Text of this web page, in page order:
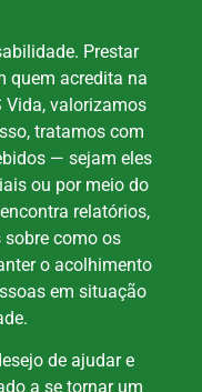
Prestar
quem acredita na
Vida, valorizamos
tratamos com
— sejam eles
ou por meio do
relatórios,
como os
o acolhimento
em situação
de ajudar e
a se tornar um